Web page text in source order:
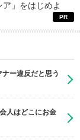
」をはじめよ
ー違反だと思う
人はどこにお金